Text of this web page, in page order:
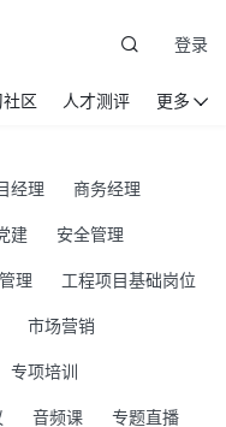
区 人才测评 更多
登录
经理
商务经理
建
安全管理
理
工程项目基础岗位
市场营销
专项培训
音频课
专题直播